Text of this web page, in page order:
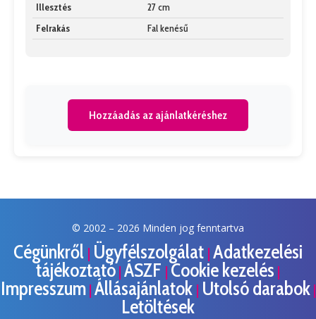
Illesztés
27 cm
Felrakás
Fal kenésű
Hozzáadás az ajánlatkéréshez
© 2002 – 2026 Minden jog fenntartva
Cégünkről | Ügyfélszolgálat | Adatkezelési
tájékoztató | ÁSZF | Cookie kezelés |
Impresszum| Állásajánlatok | Utolsó darabok|
Letöltések